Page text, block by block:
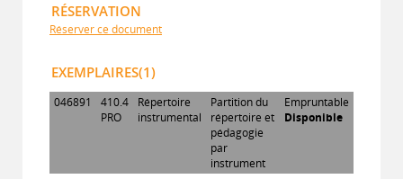
RÉSERVATION
Réserver ce document
EXEMPLAIRES(1)
046891
410.4
PRO
Répertoire
instrumental
Partition du
répertoire et
pédagogie
par
instrument
Empruntable
Disponible